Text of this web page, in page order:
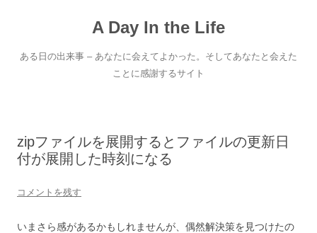
へ
ス
A Day In the Life
ある日の出来事 – あなたに会えてよかった。そしてあなたと会えた
ことに感謝するサイト
zipファイルを展開するとファイルの更新日
付が展開した時刻になる
コメントを残す
いまさら感があるかもしれませんが、偶然解決策を見つけたの